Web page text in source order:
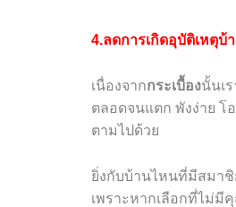
4.ลดการเกิดอุบัติเหตุบ้
เนื่องจากกระเบื้องนั้นเ
ตลอดจนแตก พังง่าย โ
ตามไปด้วย
ยิ่งกับบ้านไหนที่มีสมาชิ
เพราะหากเลือกที่ไม่มี